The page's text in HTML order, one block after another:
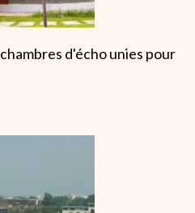
d'écho unies pour